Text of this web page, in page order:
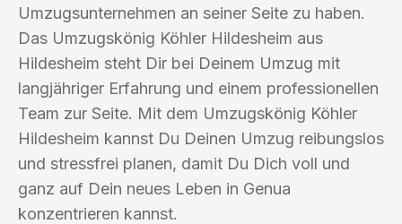
Umzugsunternehmen an seiner Seite zu haben.
Das Umzugskönig Köhler Hildesheim aus
Hildesheim steht Dir bei Deinem Umzug mit
langjähriger Erfahrung und einem professionellen
Team zur Seite. Mit dem Umzugskönig Köhler
Hildesheim kannst Du Deinen Umzug reibungslos
und stressfrei planen, damit Du Dich voll und
ganz auf Dein neues Leben in Genua
konzentrieren kannst.